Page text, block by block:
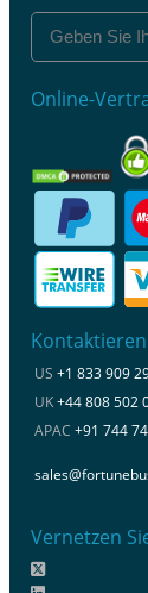
Online-
US +1 833 909
UK+44 808 502
APAC +91 744
Vernetzen